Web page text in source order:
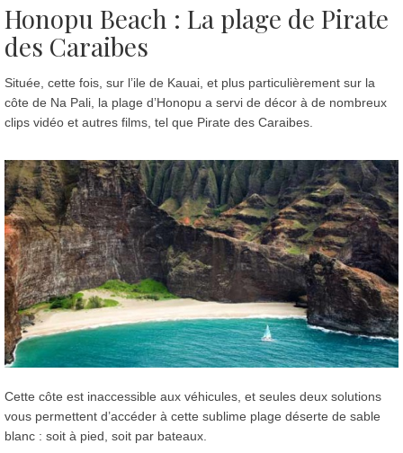
Honopu Beach : La plage de Pirate
des Caraibes
Située, cette fois, sur l’ile de Kauai, et plus particulièrement sur la
côte de Na Pali, la plage d’Honopu a servi de décor à de nombreux
clips vidéo et autres films, tel que Pirate des Caraibes.
Cette côte est inaccessible aux véhicules, et seules deux solutions
vous permettent d’accéder à cette sublime plage déserte de sable
blanc : soit à pied, soit par bateaux.